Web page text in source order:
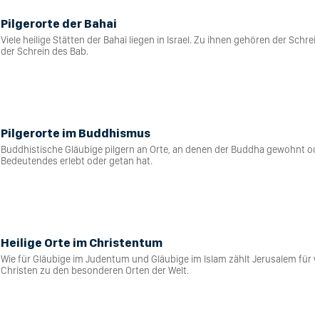
Pilgerorte der Bahai
Viele heilige Stätten der Bahai liegen in Israel. Zu ihnen gehören der
der Schrein des Bab.
Pilgerorte im Buddhismus
Buddhistische Gläubige pilgern an Orte, an denen der Buddha gewohnt
Bedeutendes erlebt oder getan hat.
Heilige Orte im Christentum
Wie für Gläubige im Judentum und Gläubige im Islam zählt Jerusalem
Christen zu den besonderen Orten der Welt.